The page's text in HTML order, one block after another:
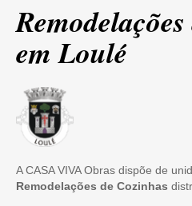
em Loulé
A CASA VIVA Obras dispõe de
Remodelações de Cozinhas